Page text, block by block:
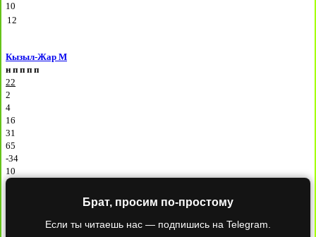
10
12
Кызыл-Жар М
н п п п п
22
2
4
16
31
65
-34
10
Брат, просим по-простому
Если ты читаешь нас — подпишись на Telegram.